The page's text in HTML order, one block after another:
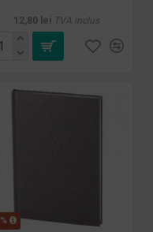
12,80 lei TVA inclus